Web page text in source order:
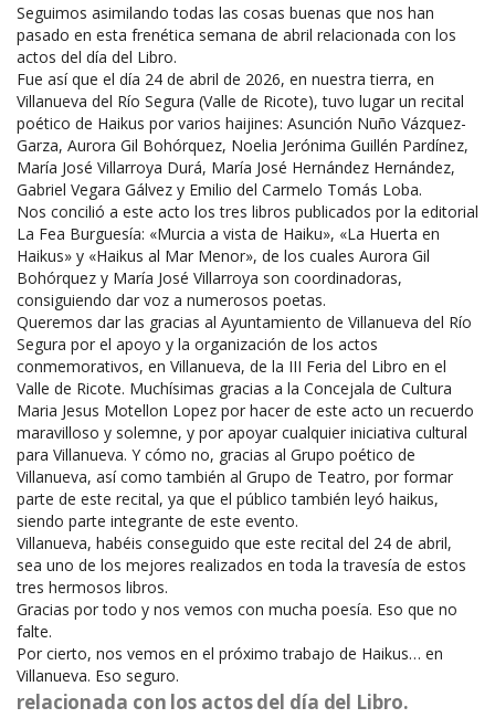
Seguimos asimilando todas las cosas buenas que nos han
pasado en esta frenética semana de abril relacionada con los
actos del día del Libro.
Fue así que el día 24 de abril de 2026, en nuestra tierra, en
Villanueva del Río Segura (Valle de Ricote), tuvo lugar un recital
poético de Haikus por varios haijines: Asunción Nuño Vázquez-
Garza, Aurora Gil Bohórquez, Noelia Jerónima Guillén Pardínez,
María José Villarroya Durá, María José Hernández Hernández,
Gabriel Vegara Gálvez y Emilio del Carmelo Tomás Loba.
Nos concilió a este acto los tres libros publicados por la editorial
La Fea Burguesía: «Murcia a vista de Haiku», «La Huerta en
Haikus» y «Haikus al Mar Menor», de los cuales Aurora Gil
Bohórquez y María José Villarroya son coordinadoras,
consiguiendo dar voz a numerosos poetas.
Queremos dar las gracias al Ayuntamiento de Villanueva del Río
Segura por el apoyo y la organización de los actos
conmemorativos, en Villanueva, de la III Feria del Libro en el
Valle de Ricote. Muchísimas gracias a la Concejala de Cultura
Maria Jesus Motellon Lopez por hacer de este acto un recuerdo
maravilloso y solemne, y por apoyar cualquier iniciativa cultural
para Villanueva. Y cómo no, gracias al Grupo poético de
Villanueva, así como también al Grupo de Teatro, por formar
parte de este recital, ya que el público también leyó haikus,
siendo parte integrante de este evento.
Villanueva, habéis conseguido que este recital del 24 de abril,
sea uno de los mejores realizados en toda la travesía de estos
tres hermosos libros.
Gracias por todo y nos vemos con mucha poesía. Eso que no
falte.
Por cierto, nos vemos en el próximo trabajo de Haikus… en
Villanueva. Eso seguro.
relacionada con los actos del día del Libro.